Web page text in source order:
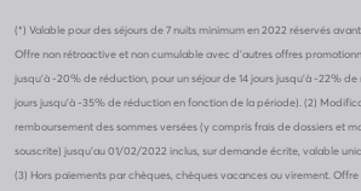
(*) Valable pour des séjours de 7 nuits minimum en 2022 réservés
Offre non rétroactive et non cumulable avec d’autres offres
jusqu’à -20% de réduction, pour un séjour de 14 jours jusqu’à -22%
jours jusqu’à -35% de réduction en fonction de la période). (2)
remboursement des sommes versées (y compris frais de dossiers et
souscrite) jusqu’au 01/02/2022 inclus, sur demande écrite, valable
(3) Hors paiements par chèques, chèques vacances ou virement.